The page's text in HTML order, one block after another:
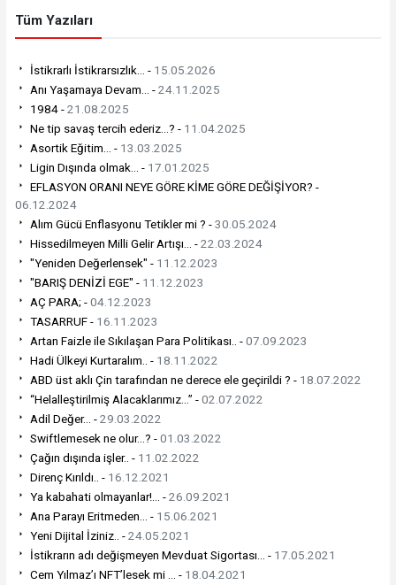
Tüm Yazıları
İstikrarlı İstikrarsızlık… - 15.05.2026
Anı Yaşamaya Devam… -24.11.2025
1984 -21.08.2025
Ne tip savaş tercih ederiz…? - 11.04.2025
Asortik Eğitim... - 13.03.2025
Ligin Dışında olmak… - 17.01.2025
EFLASYON ORANI NEYE GÖRE KİME GÖRE DEĞİŞİYOR? -
06.12.2024
Alım Gücü Enflasyonu Tetikler mi ? -30.05.2024
Hissedilmeyen Milli Gelir Artışı… -22.03.2024
"Yeniden Değerlensek" - 11.12.2023
"BARIŞ DENİZİ EGE" - 11.12.2023
AÇ PARA; -04.12.2023
TASARRUF - 16.11.2023
Artan Faizle ile Sıkılaşan Para Politikası.. -07.09.2023
Hadi Ülkeyi Kurtaralım.. - 18.11.2022
ABD üst aklı Çin tarafından ne derece ele geçirildi ? - 18.07.2022
“Helalleştirilmiş Alacaklarımız…” -02.07.2022
Adil Değer… -29.03.2022
Swiftlemesek ne olur…? -01.03.2022
Çağın dışında işler.. - 11.02.2022
Direnç Kırıldı.. - 16.12.2021
Ya kabahati olmayanlar!… -26.09.2021
Ana Parayı Eritmeden… - 15.06.2021
Yeni Dijital İziniz.. -24.05.2021
İstikrarın adı değişmeyen Mevduat Sigortası… - 17.05.2021
Cem Yılmaz’ı NFT’lesek mi … - 18.04.2021